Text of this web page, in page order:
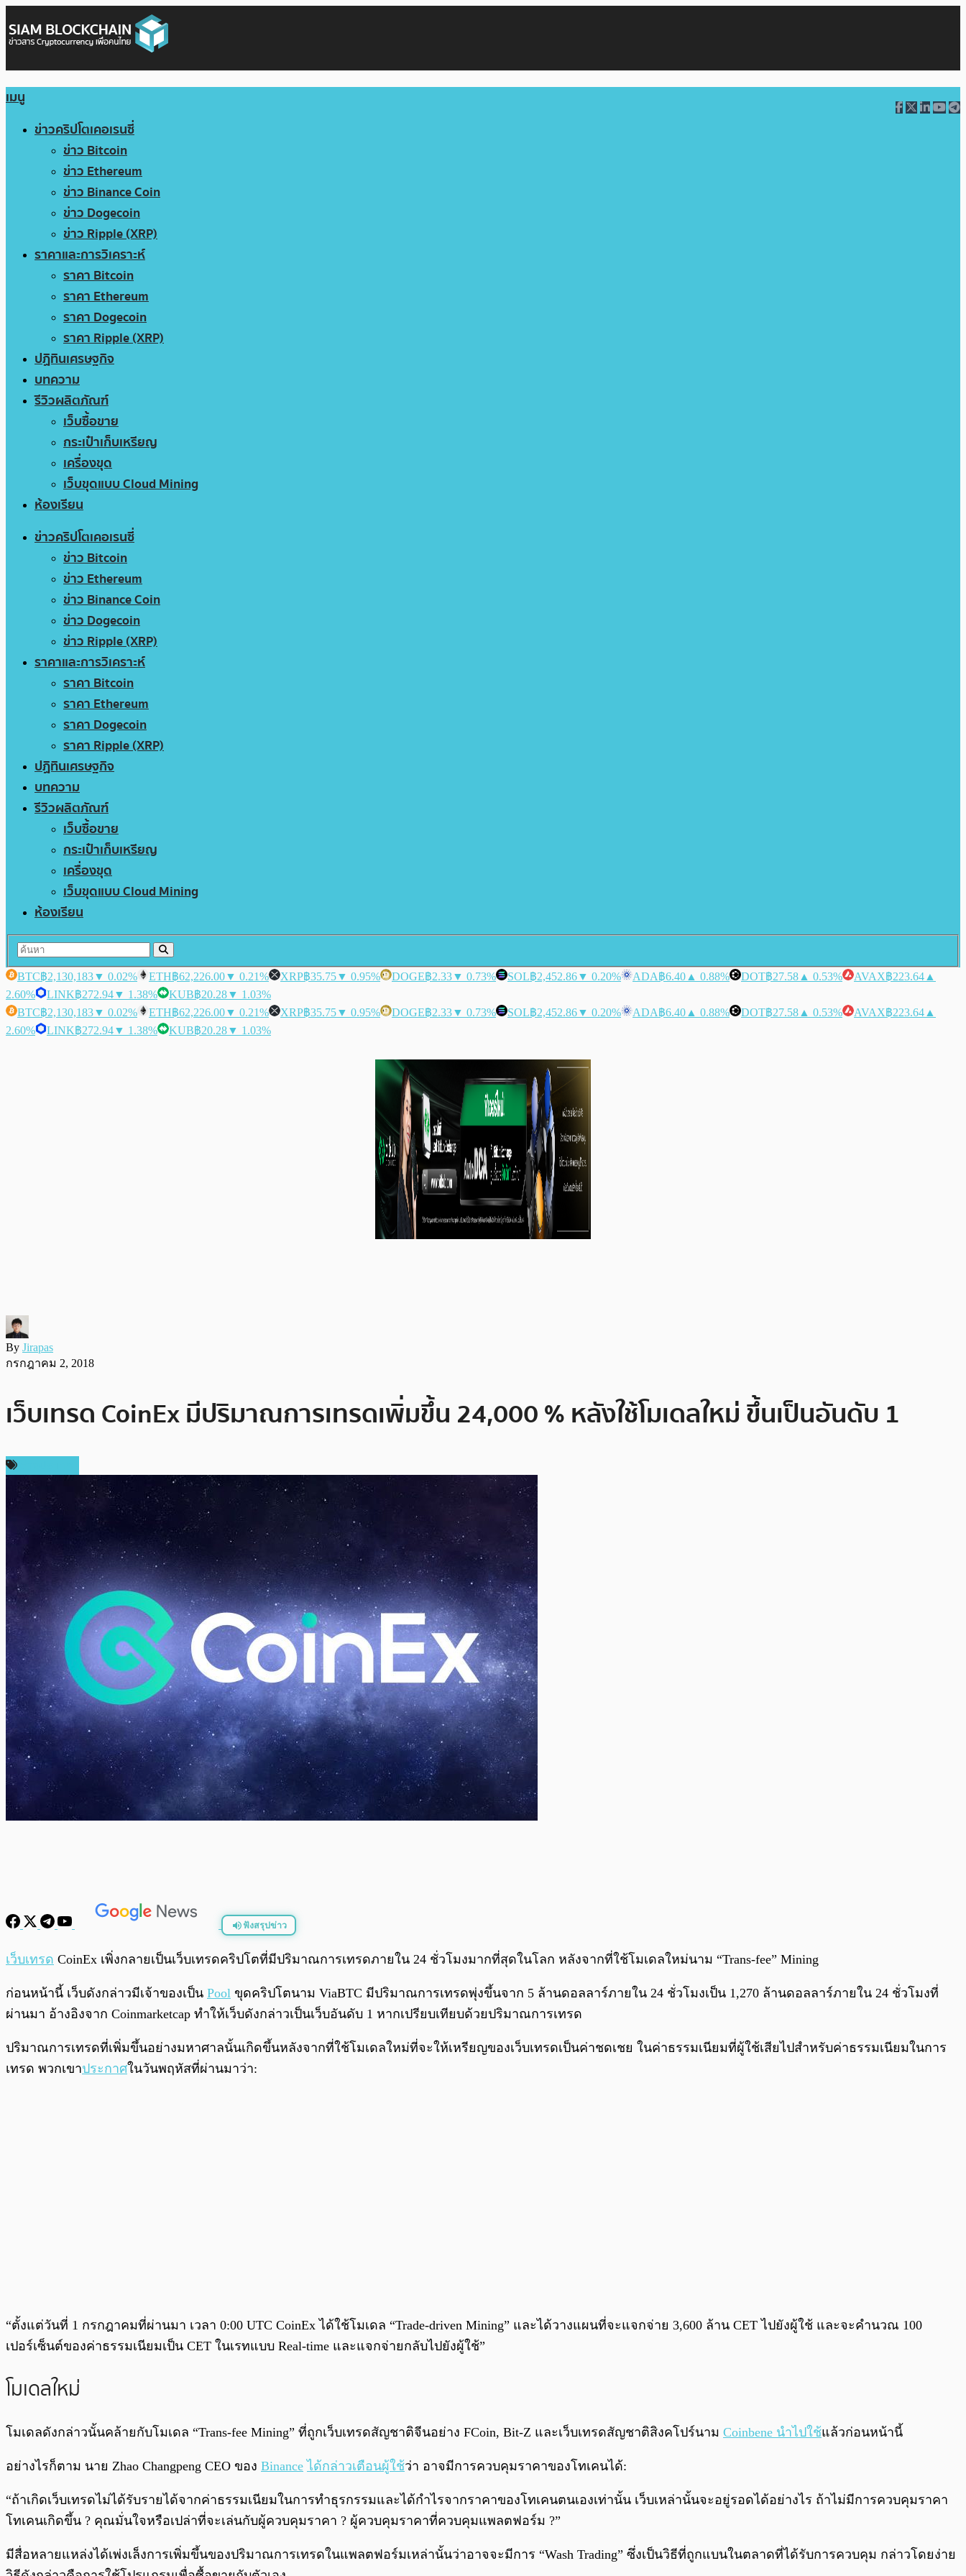
เมนู
ข่าวคริปโตเคอเรนซี่
ข่าว Bitcoin
ข่าว Ethereum
ข่าว Binance Coin
ข่าว Dogecoin
ข่าว Ripple (XRP)
ราคาและการวิเคราะห์
ราคา Bitcoin
ราคา Ethereum
ราคา Dogecoin
ราคา Ripple (XRP)
ปฏิทินเศรษฐกิจ
บทความ
รีวิวผลิตภัณฑ์
เว็บซื้อขาย
กระเป๋าเก็บเหรียญ
เครื่องขุด
เว็บขุดแบบ Cloud Mining
ห้องเรียน
ข่าวคริปโตเคอเรนซี่
ข่าว Bitcoin
ข่าว Ethereum
ข่าว Binance Coin
ข่าว Dogecoin
ข่าว Ripple (XRP)
ราคาและการวิเคราะห์
ราคา Bitcoin
ราคา Ethereum
ราคา Dogecoin
ราคา Ripple (XRP)
ปฏิทินเศรษฐกิจ
บทความ
รีวิวผลิตภัณฑ์
เว็บซื้อขาย
กระเป๋าเก็บเหรียญ
เครื่องขุด
เว็บขุดแบบ Cloud Mining
ห้องเรียน
BTC฿2,130,183▼ 0.02% ETH฿62,226.00▼ 0.21% XRP฿35.75▼ 0.95% DOGE฿2.33▼ 0.73% SOL฿2,452.86▼ 0.20% ADA฿6.40 ▲ 0.88% DOT฿27.58 ▲ 0.53% AVAX฿223.64 ▲
2.60%
LINK฿272.94▼ 1.38% KUB฿20.28▼ 1.03%
BTC฿2,130,183▼ 0.02% ETH฿62,226.00▼ 0.21% XRP฿35.75▼ 0.95% DOGE฿2.33▼ 0.73% SOL฿2,452.86▼ 0.20% ADA฿6.40 ▲ 0.88% DOT฿27.58 ▲ 0.53% AVAX฿223.64 ▲
2.60%
LINK฿272.94▼ 1.38% KUB฿20.28▼ 1.03%
By Jirapas
กรกฎาคม 2, 2018
เว็บเทรด CoinEx มีปริมาณการเทรดเพิ่มขึ้น 24,000 % หลังใช้โมเดลใหม่ ขึ้นเป็นอันดับ 1
ฟังสรุปข่าว
พร้อมเล่น
เว็บเทรด CoinEx เพิ่งกลายเป็นเว็บเทรดคริปโตที่มีปริมาณการเทรดภายใน 24 ชั่วโมงมากที่สุดในโลก หลังจากที่ใช้โมเดลใหม่นาม “Trans-fee” Mining
ก่อนหน้านี้ เว็บดังกล่าวมีเจ้าของเป็น Pool ขุดคริปโตนาม ViaBTC มีปริมาณการเทรดพุ่งขึ้นจาก 5 ล้านดอลลาร์ภายใน 24 ชั่วโมงเป็น 1,270 ล้านดอลลาร์ภายใน 24 ชั่วโมงที่
ผ่านมา อ้างอิงจาก Coinmarketcap ทำให้เว็บดังกล่าวเป็นเว็บอันดับ 1 หากเปรียบเทียบด้วยปริมาณการเทรด
ปริมาณการเทรดที่เพิ่มขึ้นอย่างมหาศาลนั้นเกิดขึ้นหลังจากที่ใช้โมเดลใหม่ที่จะให้เหรียญของเว็บเทรดเป็นค่าชดเชย ในค่าธรรมเนียมที่ผู้ใช้เสียไปสำหรับค่าธรรมเนียมในการ
เทรด พวกเขาประกาศในวันพฤหัสที่ผ่านมาว่า:
“ตั้งแต่วันที่ 1 กรกฎาคมที่ผ่านมา เวลา 0:00 UTC CoinEx ได้ใช้โมเดล “Trade-driven Mining” และได้วางแผนที่จะแจกจ่าย 3,600 ล้าน CET ไปยังผู้ใช้ และจะคำนวณ 100
เปอร์เซ็นต์ของค่าธรรมเนียมเป็น CET ในเรทแบบ Real-time และแจกจ่ายกลับไปยังผู้ใช้”
โมเดลใหม่
โมเดลดังกล่าวนั้นคล้ายกับโมเดล “Trans-fee Mining” ที่ถูกเว็บเทรดสัญชาติจีนอย่าง FCoin, Bit-Z และเว็บเทรดสัญชาติสิงคโปร์นาม Coinbene นำไปใช้แล้วก่อนหน้านี้
อย่างไรก็ตาม นาย Zhao Changpeng CEO ของ Binance ได้กล่าวเตือนผู้ใช้ว่า อาจมีการควบคุมราคาของโทเคนได้:
“ถ้าเกิดเว็บเทรดไม่ได้รับรายได้จากค่าธรรมเนียมในการทำธุรกรรมและได้กำไรจากราคาของโทเคนตนเองเท่านั้น เว็บเหล่านั้นจะอยู่รอดได้อย่างไร ถ้าไม่มีการควบคุมราคา
โทเคนเกิดขึ้น ? คุณมั่นใจหรือเปล่าที่จะเล่นกับผู้ควบคุมราคา ? ผู้ควบคุมราคาที่ควบคุมแพลตฟอร์ม ?”
มีสื่อหลายแหล่งได้เพ่งเล็งการเพิ่มขึ้นของปริมาณการเทรดในแพลตฟอร์มเหล่านั้นว่าอาจจะมีการ “Wash Trading” ซึ่งเป็นวิธีที่ถูกแบนในตลาดที่ได้รับการควบคุม กล่าวโดยง่าย